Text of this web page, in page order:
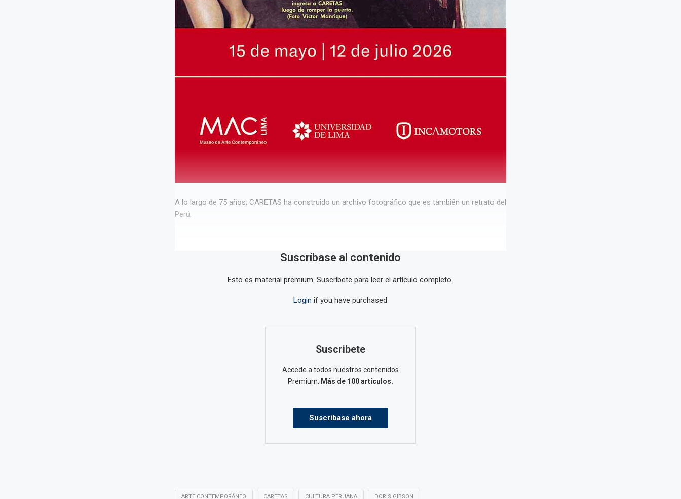
A lo largo de 75 años, CARETAS ha construido un archivo fotográfico que es también un retrato del
Perú.
Suscríbase al contenido
Esto es material premium. Suscríbete para leer el artículo completo.
Login if you have purchased
Suscribete
Accede a todos nuestros contenidos
Premium.
Más de 100 artículos.
Suscríbase ahora
ARTE CONTEMPORÁNEO CARETAS CULTURA PERUANA DORIS GIBSON